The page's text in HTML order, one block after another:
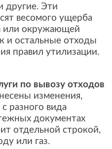
другие. Эти
весомого ущерба
или окружающей
и остальные отходы
правил утилизации.
по вывозу отходов
изменения,
разного вида
документах
отдельной строкой,
или газ.